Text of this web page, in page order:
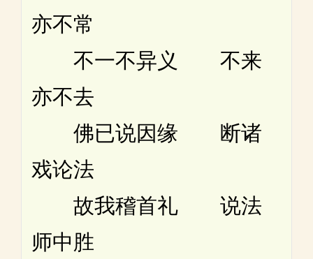
亦不常
不一不异义 不来
亦不去
佛已说因缘 断诸
戏论法
故我稽首礼 说法
师中胜